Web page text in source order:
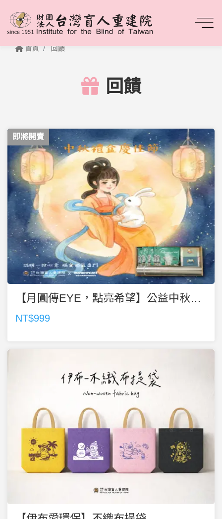
首頁 回饋
回饋
即將開賣
【月圓傳EYE，點亮希望】公益中秋禮盒認購計畫
NT$999